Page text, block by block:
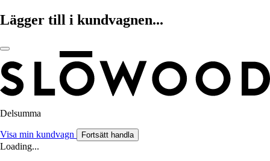
Lägger till i kundvagnen...
Delsumma
Visa min kundvagn Fortsätt handla
Loading...